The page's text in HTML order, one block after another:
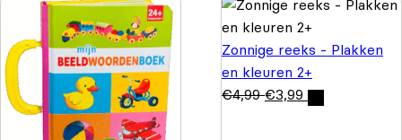
Zonnige reeks - Plakken
en kleuren 2+
€4,99 €3,99